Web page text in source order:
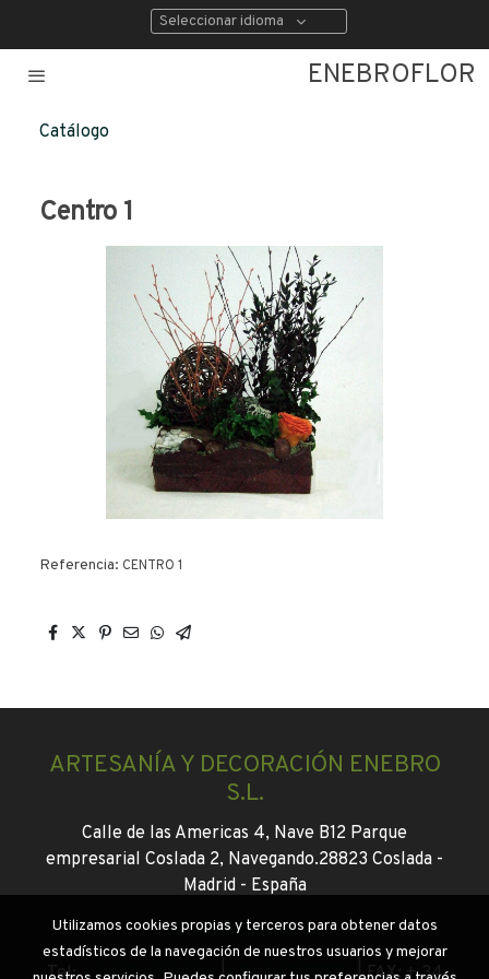
Seleccionar idioma
ENEBROFLOR
Catálogo
Centro 1
Referencia: CENTRO 1
ARTESANÍA Y DECORACIÓN ENEBRO
S.L.
Calle de las Americas 4, Nave B12 Parque
empresarial Coslada 2, Navegando.28823 Coslada -
Madrid - España
info@enebroflor.es
Tel:+ 34 916745046|+34 647130931|FAX: + 34
Utilizamos cookies propias y terceros para obtener datos
estadísticos de la navegación de nuestros usuarios y mejorar